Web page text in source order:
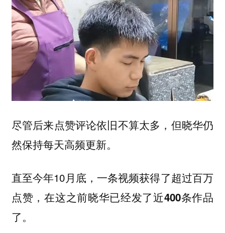
尽管后来点赞评论依旧不算太多，但晓华仍
然保持每天高频更新。
直至今年10月底，一条视频获得了超过百万
点赞，在这之前晓华已经发了近400条作品
了。